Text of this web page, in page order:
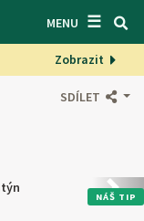
MENU ☰
Zobrazit
SDÍLET
Další
NÁŠ TIP